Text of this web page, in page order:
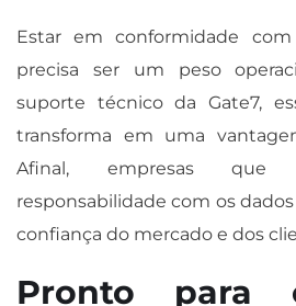
Estar em conformidade
precisa ser um peso
suporte técnico da Gate7,
transforma em uma
Afinal, empresas que
responsabilidade com os
confiança do mercado e dos
Pronto para